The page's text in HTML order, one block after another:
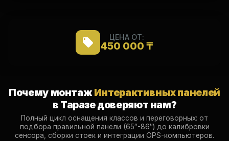
ЦЕНА ОТ:
450 000 ₸
Почему монтажИнтерактивных панелей
в Таразе доверяют нам?
Полный цикл оснащения классов и переговорных: от
подбора правильной панели (65″-86″) до калибровки
сенсора, сборки стоек и интеграции OPS-компьютеров.